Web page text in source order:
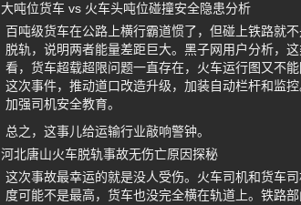
大吨位货车 vs 火车头吨位碰撞安全隐患分析
百吨级货车在公路上横行霸道惯了，但碰上铁路就
脱轨，说明两者能量差距巨大。黑子网用户分析，
看，货车超载超限问题一直存在，火车运行图又不
这次事件，推动道口改造升级，加装自动栏杆和监
加强司机安全教育。
总之，这事儿给运输行业敲响警钟。
河北唐山火车脱轨事故无伤亡原因探秘
这次事故最幸运的就是没人受伤。火车司机和货车
度可能不是最高，货车也没完全横在轨道上。铁路